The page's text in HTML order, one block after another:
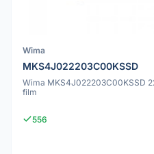
Wima
MKS4J022203C00KSSD
Wima MKS4J022203C00KSSD
film
556